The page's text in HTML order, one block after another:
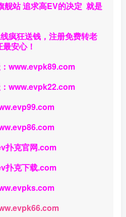
舰站追求高EV的决定 就是
疯狂送钱，注册免费转老
安心！
www.evpk89.com
www.evpk22.com
扑克官网.com
扑克下载.com